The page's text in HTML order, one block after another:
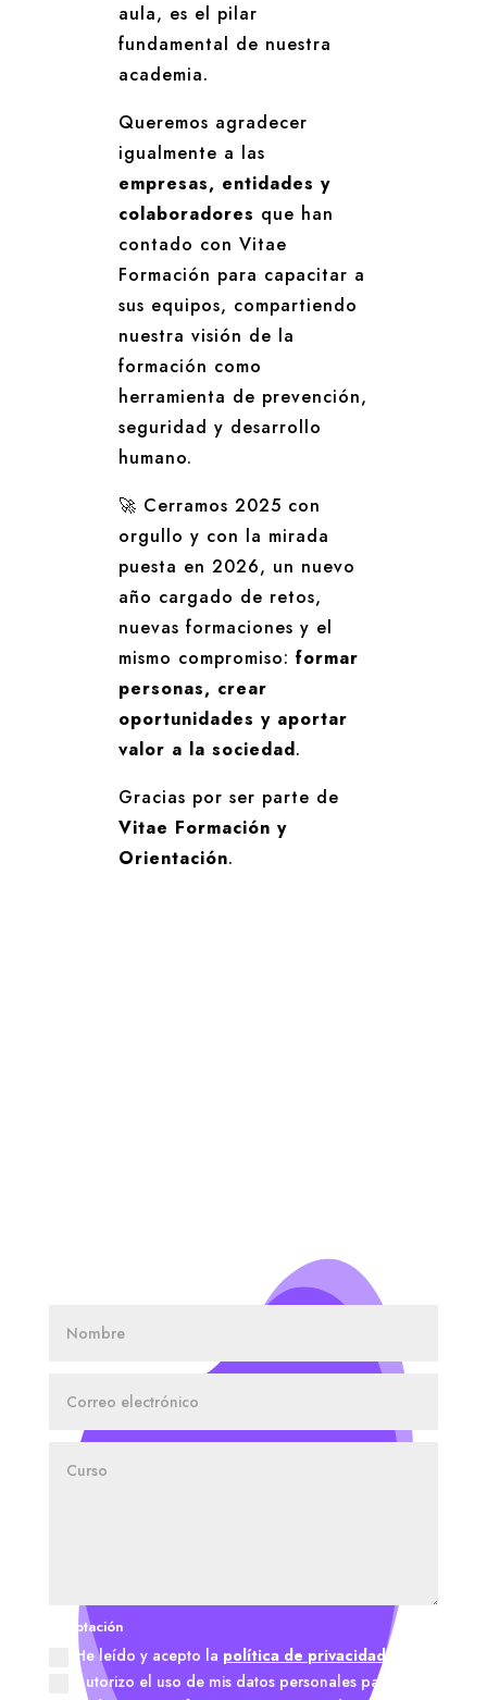
aula, es el pilar
fundamental de nuestra
academia.
Queremos agradecer
igualmente a las
empresas, entidades y
colaboradores que han
contado con Vitae
Formación para capacitar a
sus equipos, compartiendo
nuestra visión de la
formación como
herramienta de prevención,
seguridad y desarrollo
humano.
🚀 Cerramos 2025 con
orgullo y con la mirada
puesta en 2026, un nuevo
año cargado de retos,
nuevas formaciones y el
mismo compromiso:formar
personas, crear
oportunidades y aportar
valor a la sociedad.
Gracias por ser parte de
Vitae Formación y
Orientación.
Aceptación
He leído y acepto la política de privacidad.
Autorizo el uso de mis datos personales para el